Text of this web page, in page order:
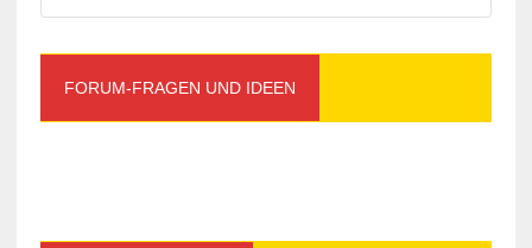
FORUM-FRAGEN UND IDEEN